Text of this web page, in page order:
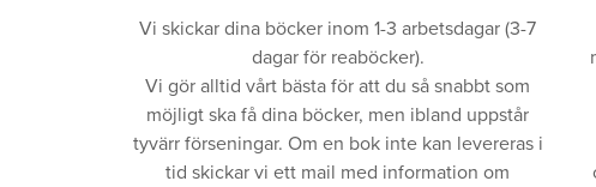
Vi skickar dina böcker inom 1-3 arbetsdagar (3-7
dagar för reaböcker).
Vi gör alltid vårt bästa för att du så snabbt som
möjligt ska få dina böcker, men ibland uppstår
tyvärr förseningar. Om en bok inte kan levereras i
tid skickar vi ett mail med information om